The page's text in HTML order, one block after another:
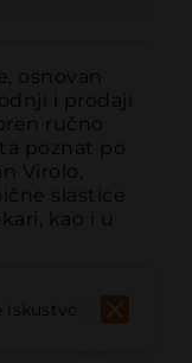
osnovan
i prodaji
ručno
poznat po
Virolo,
slastice
kao i u